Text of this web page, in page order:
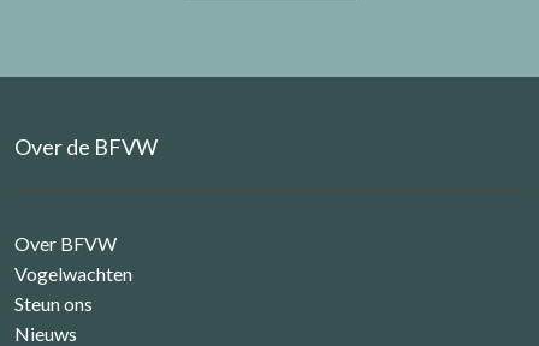
Over de BFVW
Over BFVW
Vogelwachten
Steun ons
Nieuws